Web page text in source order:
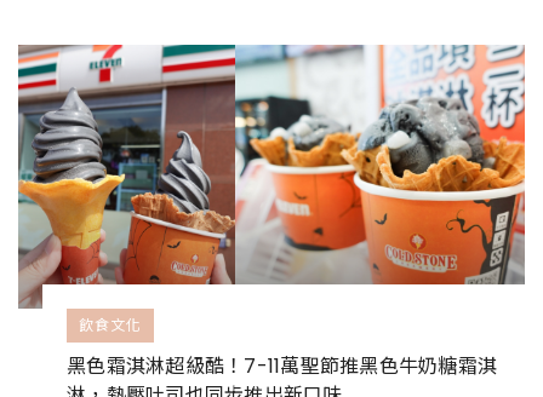
飲食文化
黑色霜淇淋超級酷！7-11萬聖節推黑色牛奶糖霜淇